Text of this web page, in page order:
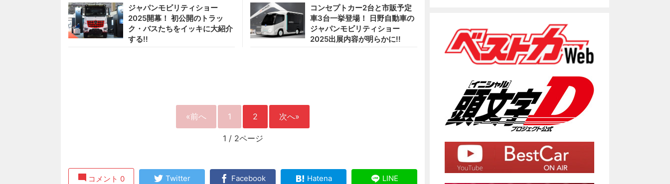
ジャパンモビリティショー
2025開幕！ 初公開のトラッ
ク・バスたちをイッキに大紹介
する!!
コンセプトカー2台と市販予定
車3台一挙登場！ 日野自動車の
ジャパンモビリティショー
2025出展内容が明らかに!!
«前へ 1 2 次へ»
1 / 2ページ
コメント 0 Twitter Facebook Hatena LINE